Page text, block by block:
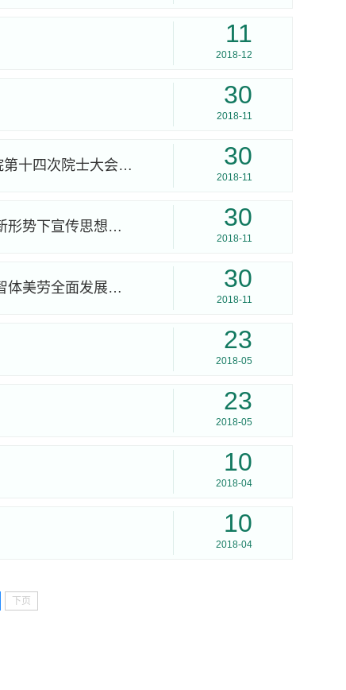
11
2018-12
30
2018-11
习近平：在中国科学院第十九次院士大会、中国工程院第十四次院士大会上的讲话 30
2018-11
习近平：举旗帜聚民心育新人兴文化展形象 更好完成新形势下宣传思想工作使命任务 30
2018-11
习近平：坚持中国特色社会主义教育发展道路 培养德智体美劳全面发展的社会主义建设者和接班人 30
2018-11
23
2018-05
23
2018-05
10
2018-04
10
2018-04
下页